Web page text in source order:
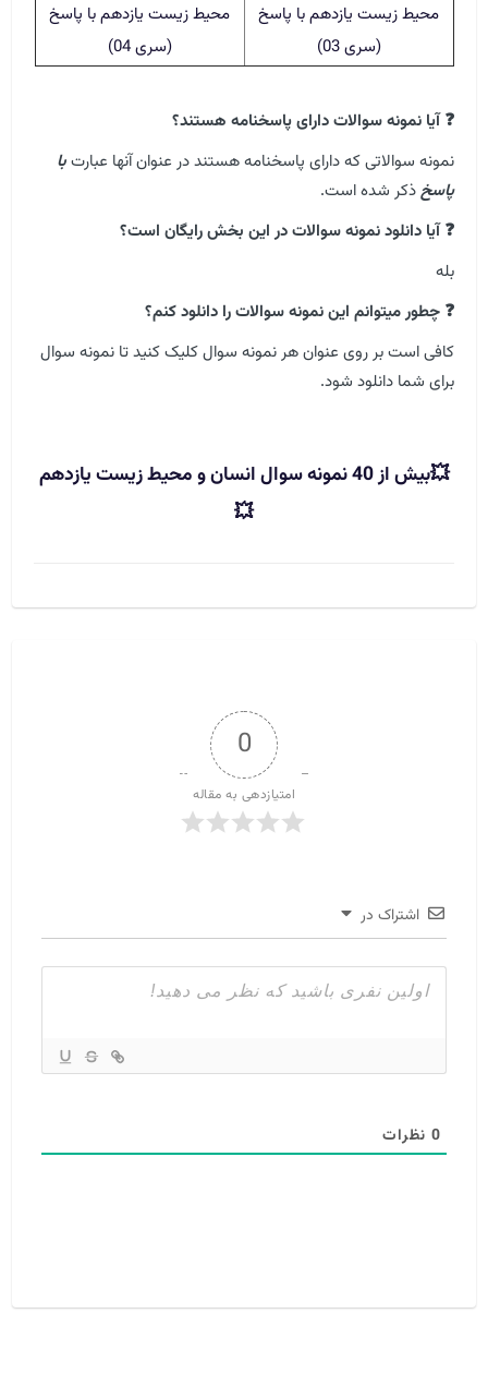
محیط زیست یازدهم با پاسخ
(سری 03)
محیط زیست یازدهم با پاسخ
(سری 04)
❓ آیا نمونه سوالات دارای پاسخنامه هستند؟
نمونه سوالاتی که دارای پاسخنامه هستند در عنوان آنها عبارتبا
پاسخذکر شده است.
❓ آیا دانلود نمونه سوالات در این بخش رایگان است؟
بله
❓ چطور میتوانم این نمونه سوالات را دانلود کنم؟
کافی است بر روی عنوان هر نمونه سوال کلیک کنید تا نمونه سوال
برای شما دانلود شود.
💥بیش از 40 نمونه سوال انسان و محیط زیست یازدهم
💥
0
امتیازدهی به مقاله
اشتراک در
0نظرات